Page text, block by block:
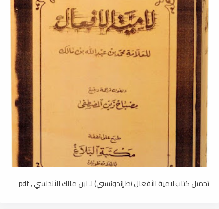
تحميل كتاب لامية الأفعال (ط إندونيسي) لـ ابن مالك الأندلسي , pdf